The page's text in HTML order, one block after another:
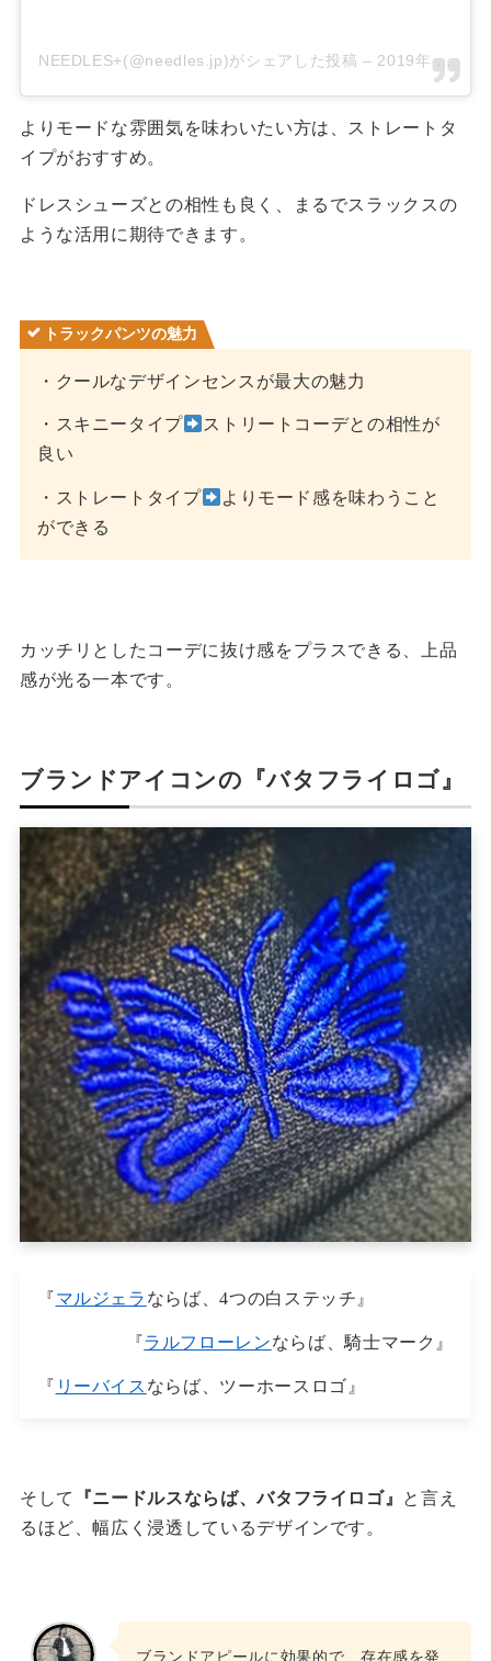
NEEDLES+(@needles.jp)がシェアした投稿 – 2019年 9月月16日午後2時49分PDT
よりモードな雰囲気を味わいたい方は、ストレートタ
イプがおすすめ。
ドレスシューズとの相性も良く、まるでスラックスの
ような活用に期待できます。
トラックパンツの魅力
・クールなデザインセンスが最大の魅力
・スキニータイプ
ストリートコーデとの相性が
良い
・ストレートタイプ
よりモード感を味わうこと
ができる
カッチリとしたコーデに抜け感をプラスできる、上品
感が光る一本です。
ブランドアイコンの『バタフライロゴ』
『マルジェラ ならば、4つの白ステッチ』
『ラルフローレンならば、騎士マーク』
『 リーバイス ならば、ツーホースロゴ』
そして 『ニードルスならば、バタフライロゴ』 と言え
るほど、幅広く浸透しているデザインです。
ブランドアピールに効果的で、存在感を発